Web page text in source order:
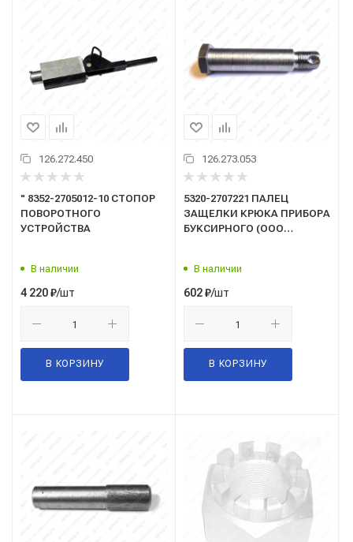
126.272.450
" 8352-2705012-10 СТОПОР
ПОВОРОТНОГО
УСТРОЙСТВА
В наличии
4 220₽/шт
В КОРЗИНУ
126.273.053
5320-2707221 ПАЛЕЦ
ЗАЩЕЛКИ КРЮКА ПРИБОРА
БУКСИРНОГО (ООО
В наличии
602₽/шт
В КОРЗИНУ